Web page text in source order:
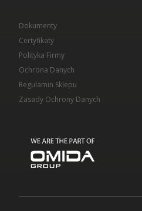
Dokumenty
Certyfikaty
Polityka Firmy
Ochrona Danych
Regulamin Sklepu
Zasady Ochrony Danych